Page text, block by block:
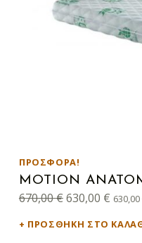
MOTION
ΠΡΟΣΦΟΡΆ!
670,00€ Original price was: 670,00 €.
630,00 €Η τρέχουσα τιμή είναι:
630,00
ΠΡΟΣΘΉΚΗ ΣΤΟ